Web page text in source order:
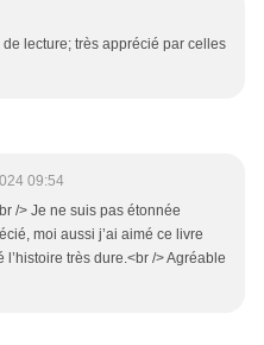
de lecture; très apprécié par celles
09:54
/> Je ne suis pas étonnée
moi aussi j’ai aimé ce livre
l’histoire très dure.<br /> Agréable